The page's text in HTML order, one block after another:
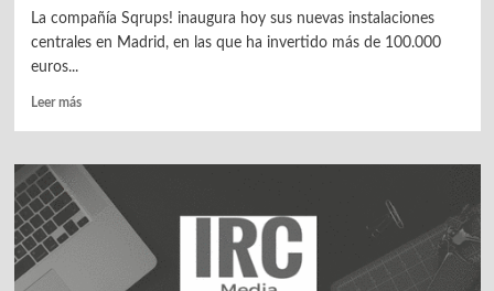
La compañía Sqrups! inaugura hoy sus nuevas instalaciones
centrales en Madrid, en las que ha invertido más de 100.000
euros...
Leer másLeer
Sqrups!
inaugura
nuevas
instalaciones